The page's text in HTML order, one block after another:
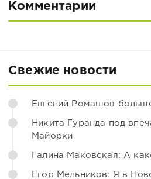
Комментарии
Свежие новости
Евгений Ромашов
Никита Гуранда под
Майорки
Галина Маковская: А
Егор Мельников: Я в